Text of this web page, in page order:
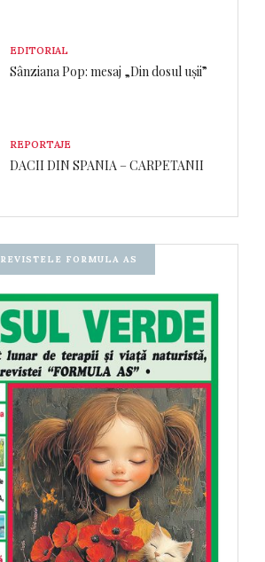
EDITORIAL
Sânziana Pop: mesaj „Din dosul ușii”
REPORTAJE
DACII DIN SPANIA – CARPETANII
REVISTELE FORMULA AS